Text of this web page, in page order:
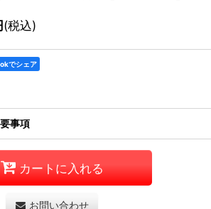
(税込)
でシェア
事項
カートに入れる
お問い合わせ